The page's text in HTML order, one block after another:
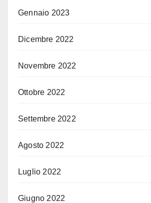
Gennaio 2023
Dicembre 2022
Novembre 2022
Ottobre 2022
Settembre 2022
Agosto 2022
Luglio 2022
Giugno 2022